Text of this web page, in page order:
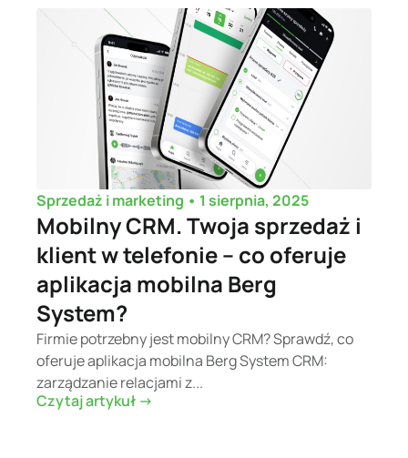
Sprzedaż i marketing • 1 sierpnia, 2025
Mobilny CRM. Twoja sprzedaż i
klient w telefonie – co oferuje
aplikacja mobilna Berg
System?
Firmie potrzebny jest mobilny CRM? Sprawdź, co
oferuje aplikacja mobilna Berg System CRM:
zarządzanie relacjami z...
Czytaj artykuł ->